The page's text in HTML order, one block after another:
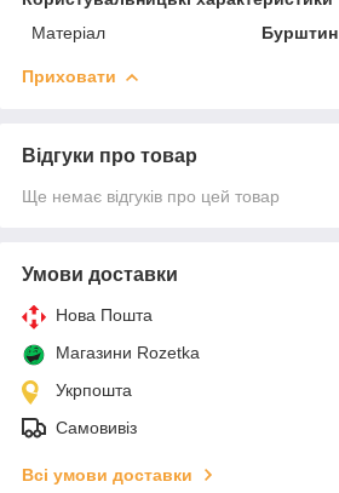
Матеріал
Бурштин
Приховати
Відгуки про товар
Ще немає відгуків про цей товар
Умови доставки
Нова Пошта
Магазини Rozetka
Укрпошта
Самовивіз
Всі умови доставки